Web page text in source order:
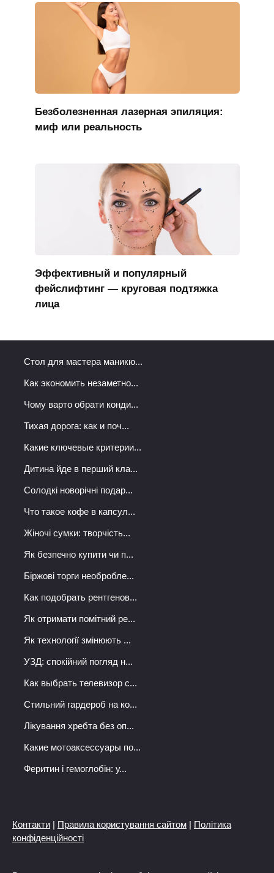
Безболезненная лазерная эпиляция:
миф или реальность
Эффективный и популярный
фейслифтинг — круговая подтяжка
лица
Стол для мастера маникю...
Как экономить незаметно...
Чому варто обрати конди...
Тихая дорога: как и поч...
Какие ключевые критерии...
Дитина йде в перший кла...
Солодкі новорічні подар...
Что такое кофе в капсул...
Жіночі сумки: творчість...
Як безпечно купити чи п...
Біржові торги необробле...
Как подобрать рентгенов...
Як отримати помітний ре...
Як технології змінюють ...
УЗД: спокійний погляд н...
Как выбрать телевизор с...
Стильний гардероб на ко...
Лікування хребта без оп...
Какие мотоаксессуары по...
Феритин і гемоглобін: у...
Контакти | Правила користування сайтом | Політика
конфіденційності